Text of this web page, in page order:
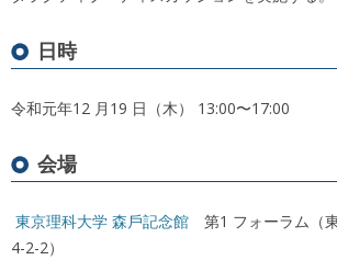
日時
令和元年12 ⽉19 ⽇（木） 13:00〜17:00
会場
東京理科⼤学 森⼾記念館 第1 フォーラム（
4-2-2）